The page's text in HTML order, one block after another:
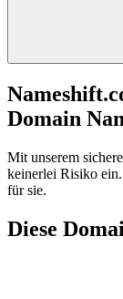
Domain
Mit unserem
keinerlei Risiko
für sie.
Diese